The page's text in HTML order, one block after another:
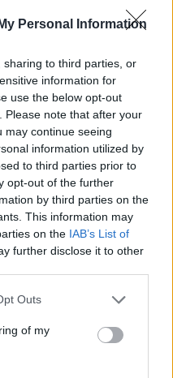
Personal Information
to third parties, or
information for
use the below opt-out
Please note that after your
may continue seeing
information utilized by
to third parties prior to
opt-out of the further
by third parties on the
This information may
on the IAB’s List of
further disclose it to other
Outs
of my